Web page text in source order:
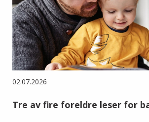
02.07.2026
Tre av fire foreldre leser for